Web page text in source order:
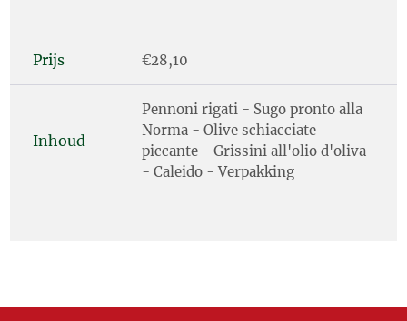
Prijs €28,10
Inhoud
Pennoni rigati - Sugo pronto alla
Norma - Olive schiacciate
piccante - Grissini all'olio d'oliva
- Caleido - Verpakking